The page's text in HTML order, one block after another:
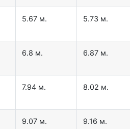
5.67 м. 5.73 м.
6.8 м. 6.87 м.
7.94 м. 8.02 м.
9.07 м. 9.16 м.